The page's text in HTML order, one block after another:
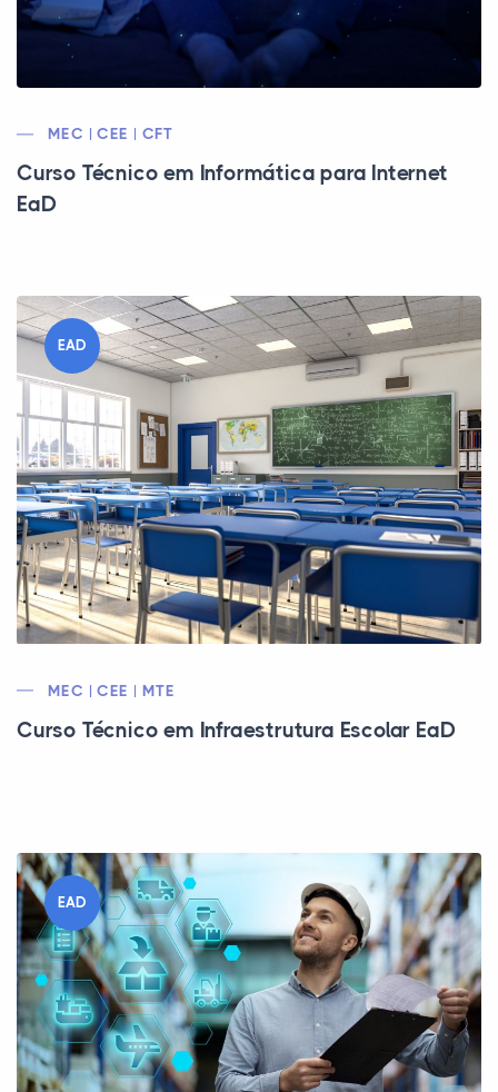
MEC | CEE | CFT
Curso Técnico em Informática para Internet
EaD
EAD
MEC | CEE | MTE
Curso Técnico em Infraestrutura Escolar EaD
EAD